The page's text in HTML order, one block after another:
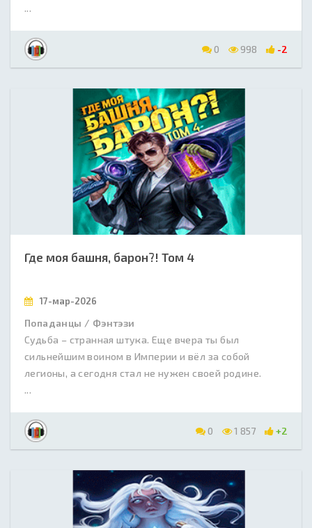
...
0 998 -2
Где моя башня, барон?! Том 4
17-мар-2026
Попаданцы / Фэнтэзи
Судьба – странная штука. Еще вчера ты был
сильнейшим воином в Империи и вёл за собой
легионы, а сегодня стал не нужен своей родине.
...
0 1 857 +2